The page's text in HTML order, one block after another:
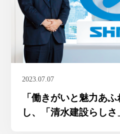
2023.07.07
「働きがいと魅力あ
し、「清水建設らし